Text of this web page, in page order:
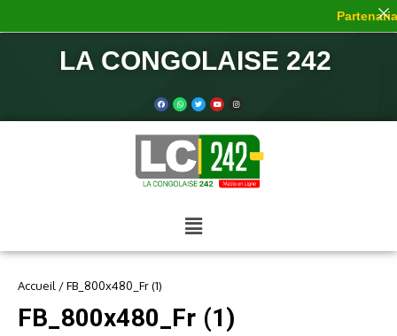
LA CONGOLAISE 242
Accueil /FB_800x480_Fr (1)
FB_800x480_Fr (1)